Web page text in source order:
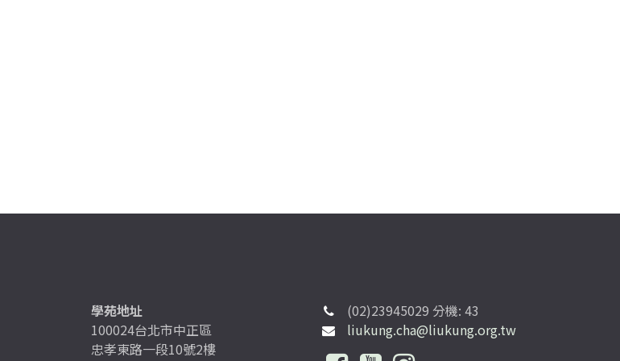
學苑地址
100024台北市中正區
忠孝東路一段10號2樓
(02)23945029 分機: 43
liukung.cha@liukung.org.tw